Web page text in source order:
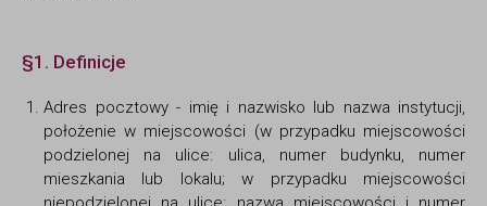
§1. Definicje
Adres pocztowy - imię i nazwisko lub nazwa instytucji,
położenie w miejscowości (w przypadku miejscowości
podzielonej na ulice: ulica, numer budynku, numer
mieszkania lub lokalu; w przypadku miejscowości